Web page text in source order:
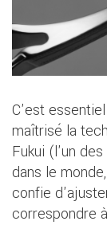
C'est
maîtrisé la
Fukui (l'un
dans le
confie
correspondre